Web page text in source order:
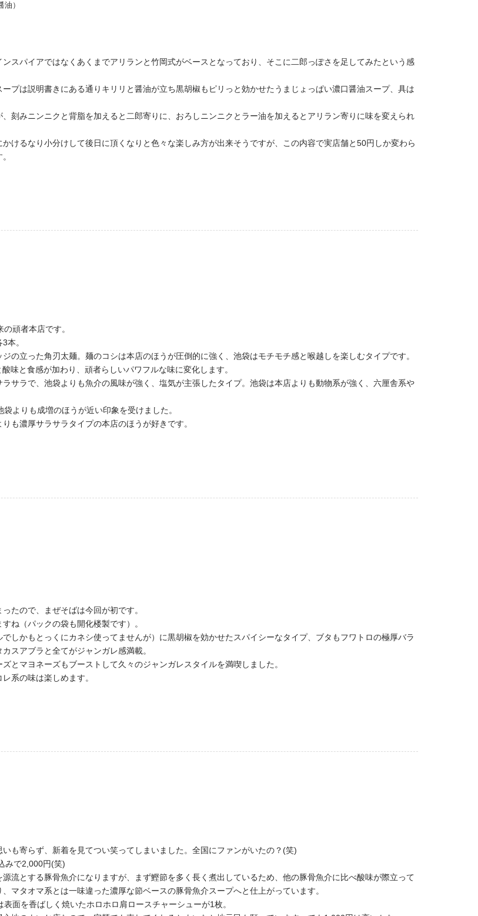
）
スパイアではなくあくまでアリランと竹岡式がベースとなっており、そこに二郎っぽさを足してみたという感
プは説明書きにある通りキリリと醤油が立ち黒胡椒もピリっと効かせたうまじょっぱい濃口醤油スープ、具は
刻みニンニクと背脂を加えると二郎寄りに、おろしニンニクとラー油を加えるとアリラン寄りに味を変えられ
けるなり小分けして後日に頂くなりと色々な楽しみ方が出来そうですが、この内容で実店舗と50円しか変わら
頑者本店です。
本。
の立った角刃太麺。麺のコシは本店のほうが圧倒的に強く、池袋はモチモチ感と喉越しを楽しむタイプです。
味と食感が加わり、頑者らしいパワフルな味に変化します。
サラで、池袋よりも魚介の風味が強く、塩気が主張したタイプ。池袋は本店よりも動物系が強く、六厘舎系や
よりも成増のほうが近い印象を受けました。
も濃厚サラサラタイプの本店のほうが好きです。
たので、まぜそばは今回が初です。
ね（パックの袋も開化楼製です）。
しかもとっくにカネシ使ってませんが）に黒胡椒を効かせたスパイシーなタイプ、ブタもフワトロの極厚バラ
スアブラと全てがジャンガレ感満載。
とマヨネーズもブーストして久々のジャンガレスタイルを満喫しました。
系の味は楽しめます。
も寄らず、新着を見てつい笑ってしまいました。全国にファンがいたの？(笑)
みで2,000円(笑)
流とする豚骨魚介になりますが、まず鰹節を多く長く煮出しているため、他の豚骨魚介に比べ酸味が際立って
マタオマ系とは一味違った濃厚な節ベースの豚骨魚介スープへと仕上がっています。
面を香ばしく焼いたホロホロ肩ロースチャーシューが1枚。